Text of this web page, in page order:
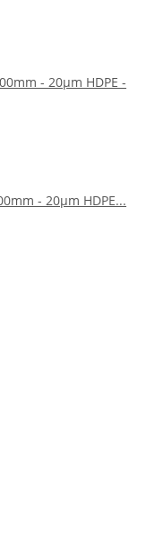
- 20µm HDPE -